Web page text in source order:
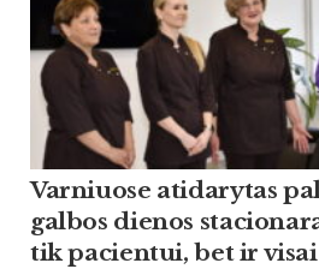
Var­niuo­se ati­da­ry­tas
gal­bos die­nos
tik pa­cien­tui, bet ir